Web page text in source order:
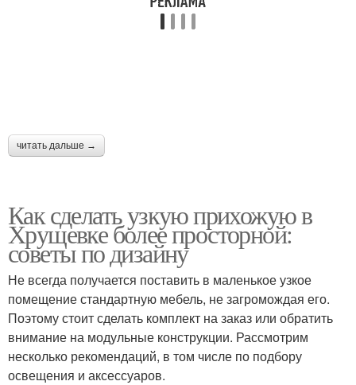
читать дальше →
Как сделать узкую прихожую в
Хрущевке более просторной:
советы по дизайну
Не всегда получается поставить в маленькое узкое
помещение стандартную мебель, не загромождая его.
Поэтому стоит сделать комплект на заказ или обратить
внимание на модульные конструкции. Рассмотрим
несколько рекомендаций, в том числе по подбору
освещения и аксессуаров.